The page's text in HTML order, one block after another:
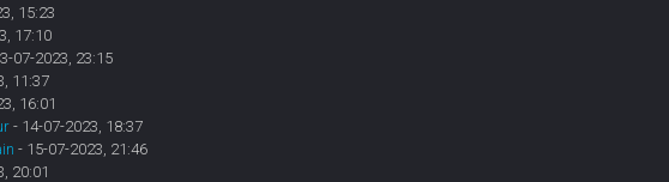
15:23
17:10
07-2023, 23:15
11:37
16:01
- 14-07-2023, 18:37
- 15-07-2023, 21:46
20:01